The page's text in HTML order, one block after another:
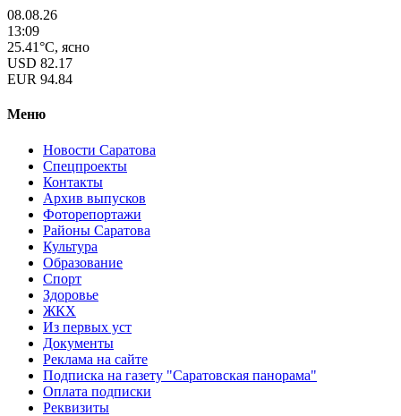
08.08.26
13:09
25.41°C, ясно
USD 82.17
EUR 94.84
Меню
Новости Саратова
Спецпроекты
Контакты
Архив выпусков
Фоторепортажи
Районы Саратова
Культура
Образование
Спорт
Здоровье
ЖКХ
Из пеpвых уст
Документы
Реклама на сайте
Подписка на газету "Саратовская панорама"
Оплата подписки
Реквизиты